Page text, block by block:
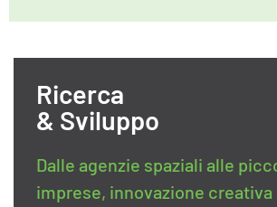
Ricerca
& Sviluppo
Dalle agenzie spaziali alle
imprese, innovazione creativa